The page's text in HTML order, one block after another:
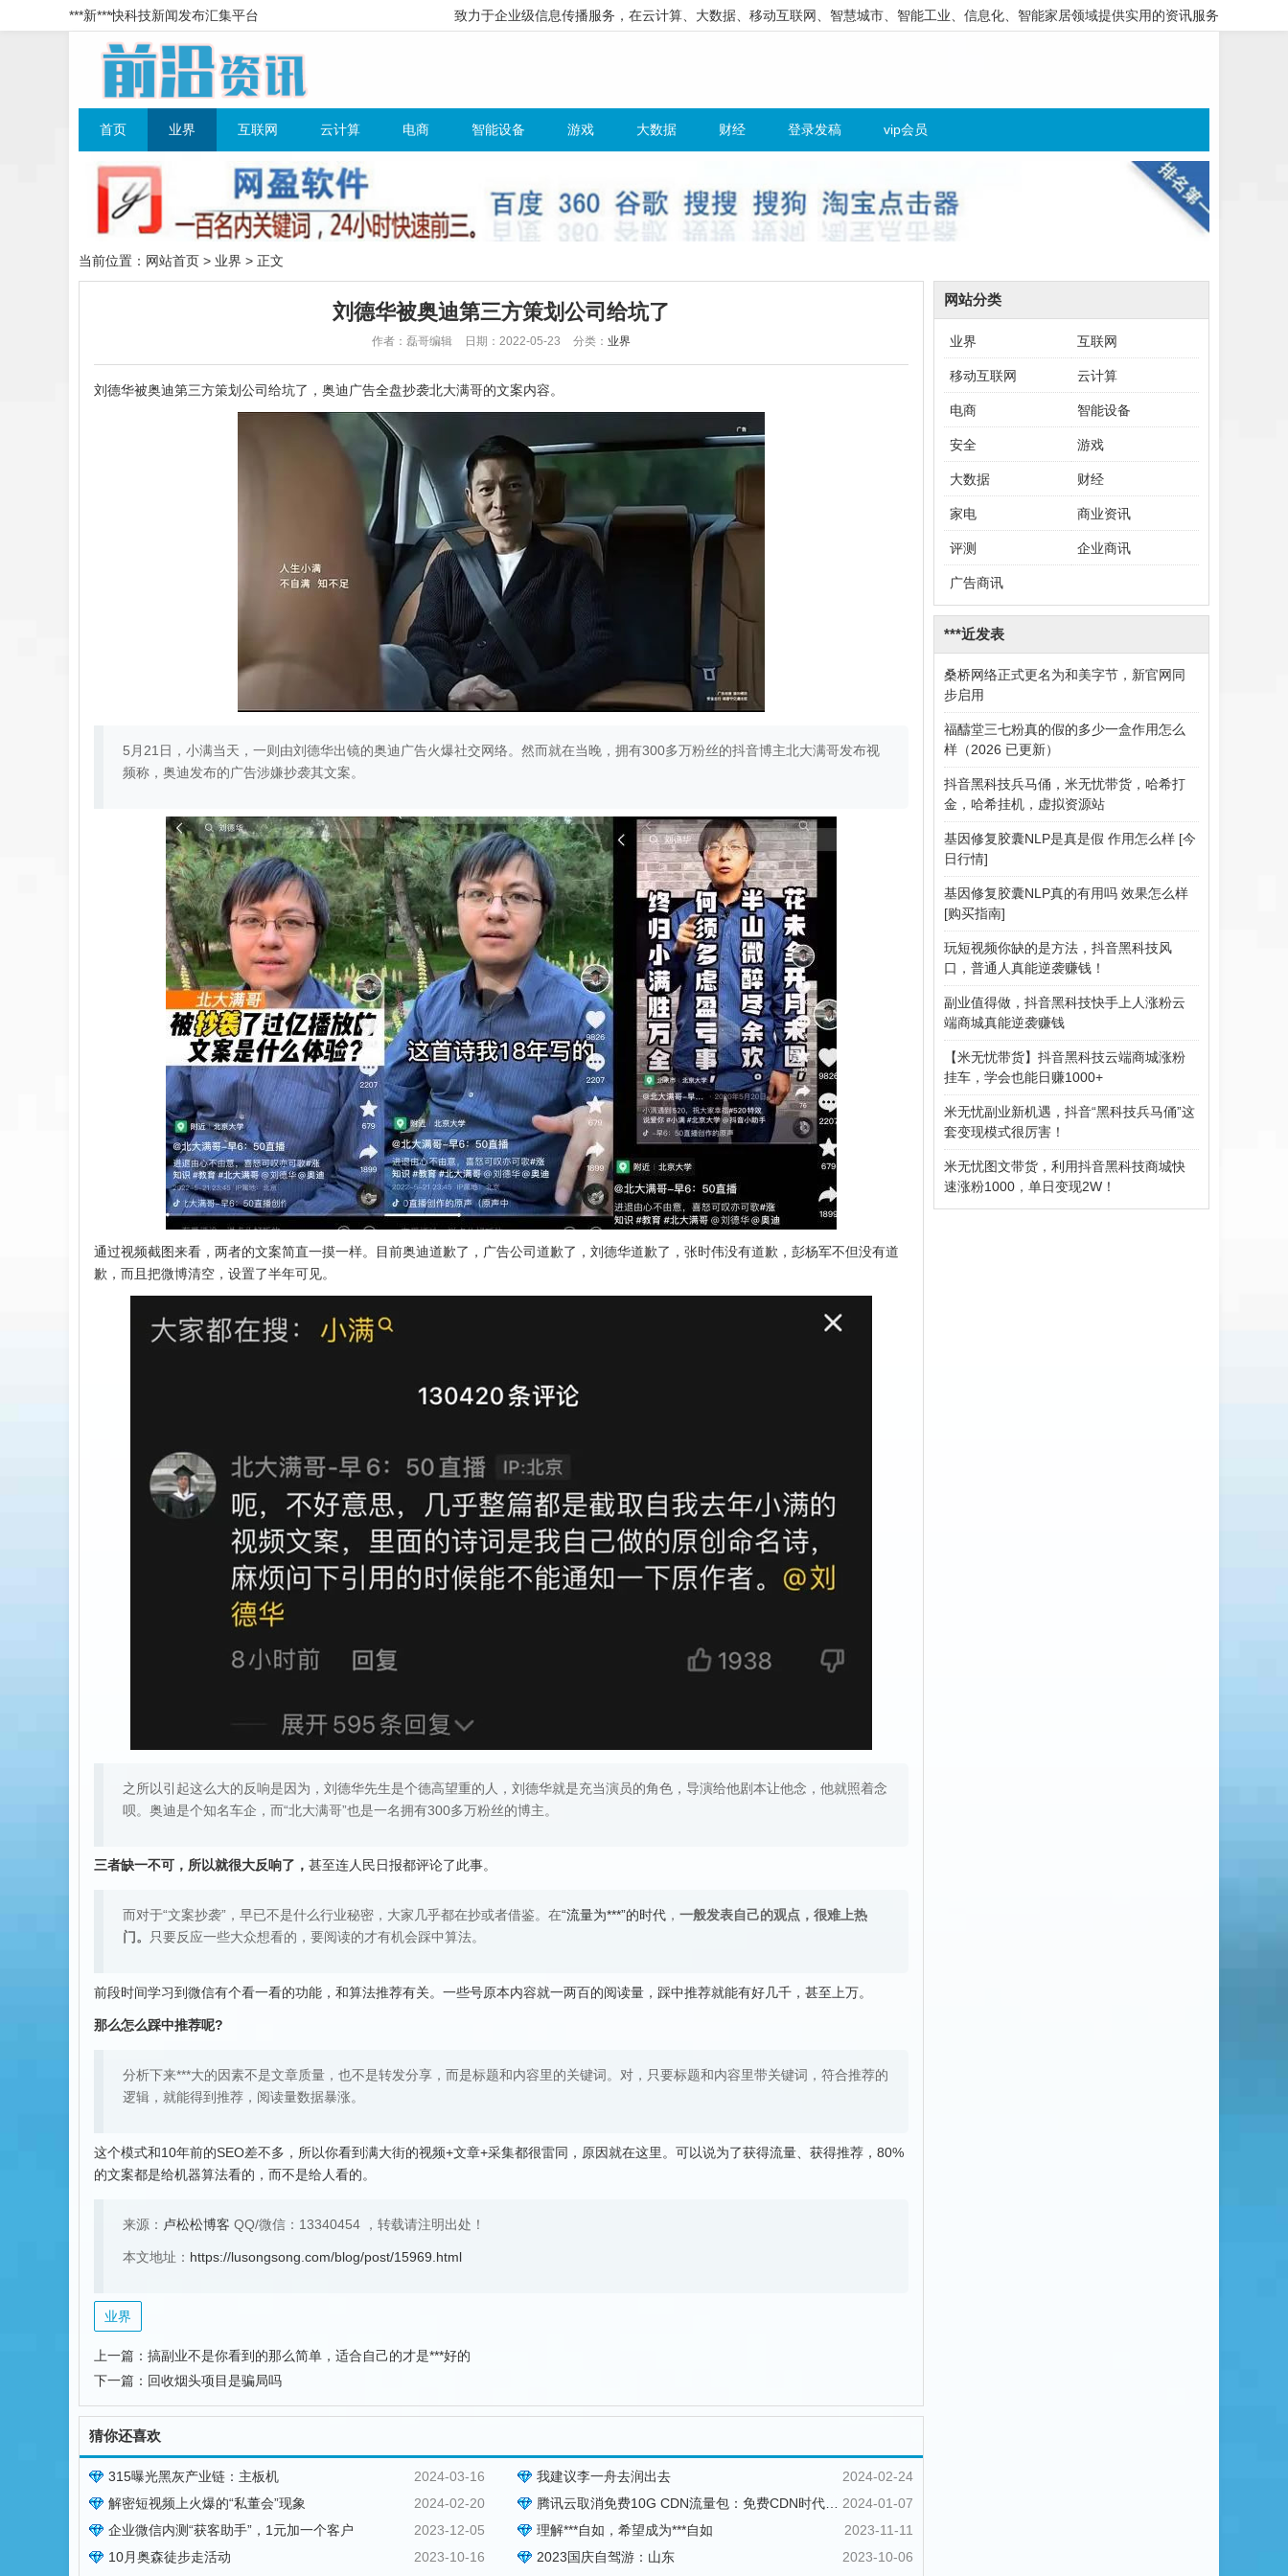
***新***快科技新闻发布汇集平台 致力于企业级信息传播服务，在云计算、大数据、移动互联网、智慧城市、智能工业、信息化、智能家居领域提供实用的资讯服务
首页 业界 互联网 云计算 电商 智能设备 游戏 大数据 财经 登录发稿 vip会员
当前位置： 网站首页 > 业界 > 正文
刘德华被奥迪第三方策划公司给坑了
作者：磊哥编辑 日期：2022-05-23 分类：业界
刘德华被奥迪第三方策划公司给坑了，奥迪广告全盘抄袭北大满哥的文案内容。
5月21日，小满当天，一则由刘德华出镜的奥迪广告火爆社交网络。然而就在当晚，拥有300多万粉丝的抖音博主北大满哥发布视
频称，奥迪发布的广告涉嫌抄袭其文案。
通过视频截图来看，两者的文案简直一摸一样。目前奥迪道歉了，广告公司道歉了，刘德华道歉了，张时伟没有道歉，彭杨军不但没有道
歉，而且把微博清空，设置了半年可见。
之所以引起这么大的反响是因为，刘德华先生是个德高望重的人，刘德华就是充当演员的角色，导演给他剧本让他念，他就照着念
呗。奥迪是个知名车企，而“北大满哥”也是一名拥有300多万粉丝的博主。
三者缺一不可，所以就很大反响了， 甚至连人民日报都评论了此事。
而对于“文案抄袭”，早已不是什么行业秘密，大家几乎都在抄或者借鉴。在“流量为***”的时代 ， 一般发表自己的观点，很难上热
门。
只要反应一些大众想看的，要阅读的才有机会踩中算法。
前段时间学习到微信有个看一看的功能，和算法推荐有关。一些号原本内容就一两百的阅读量，踩中推荐就能有好几千，甚至上万。
那么怎么踩中推荐呢?
分析下来***大的因素不是文章质量，也不是转发分享，而是标题和内容里的关键词。对，只要标题和内容里带关键词，符合推荐的
逻辑，就能得到推荐，阅读量数据暴涨。
这个模式和10年前的SEO差不多，所以你看到满大街的视频+文章+采集都很雷同，原因就在这里。可以说为了获得流量、获得推荐，80%
的文案都是给机器算法看的，而不是给人看的。
来源： 卢松松博客 QQ/微信：13340454 ，转载请注明出处！
本文地址： https://lusongsong.com/blog/post/15969.html
业界
上一篇： 搞副业不是你看到的那么简单，适合自己的才是***好的
下一篇： 回收烟头项目是骗局吗
猜你还喜欢
2024-03-16
315曝光黑灰产业链：主板机 2024-02-24
我建议李一舟去润出去
2024-02-20
解密短视频上火爆的“私董会”现象 2024-01-07
腾讯云取消免费10G CDN流量包：免费CDN时代结束
2023-12-05
企业微信内测“获客助手”，1元加一个客户 2023-11-11
理解***自如，希望成为***自如
2023-10-16
10月奥森徒步走活动 2023-10-06
2023国庆自驾游：山东
网站分类
业界 互联网
移动互联网 云计算
电商 智能设备
安全 游戏
大数据 财经
家电 商业资讯
评测 企业商讯
广告商讯
***近发表
桑桥网络正式更名为和美字节，新官网同
步启用
福醻堂三七粉真的假的多少一盒作用怎么
样（2026 已更新）
抖音黑科技兵马俑，米无忧带货，哈希打
金，哈希挂机，虚拟资源站
基因修复胶囊NLP是真是假 作用怎么样 [今
日行情]
基因修复胶囊NLP真的有用吗 效果怎么样
[购买指南]
玩短视频你缺的是方法，抖音黑科技风
口，普通人真能逆袭赚钱！
副业值得做，抖音黑科技快手上人涨粉云
端商城真能逆袭赚钱
【米无忧带货】抖音黑科技云端商城涨粉
挂车，学会也能日赚1000+
米无忧副业新机遇，抖音“黑科技兵马俑”这
套变现模式很厉害！
米无忧图文带货，利用抖音黑科技商城快
速涨粉1000，单日变现2W！